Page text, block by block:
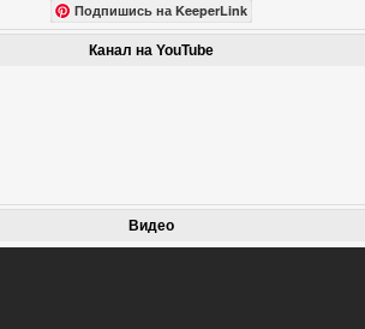
Подпишись на KeeperLink
Канал на YouTube
Видео